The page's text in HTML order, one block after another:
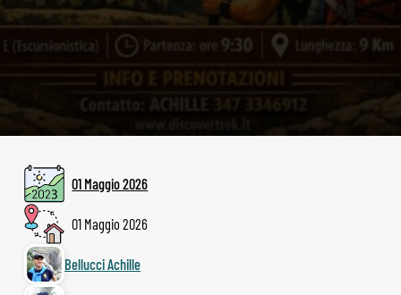
01 Maggio 2026
01 Maggio 2026
Bellucci Achille